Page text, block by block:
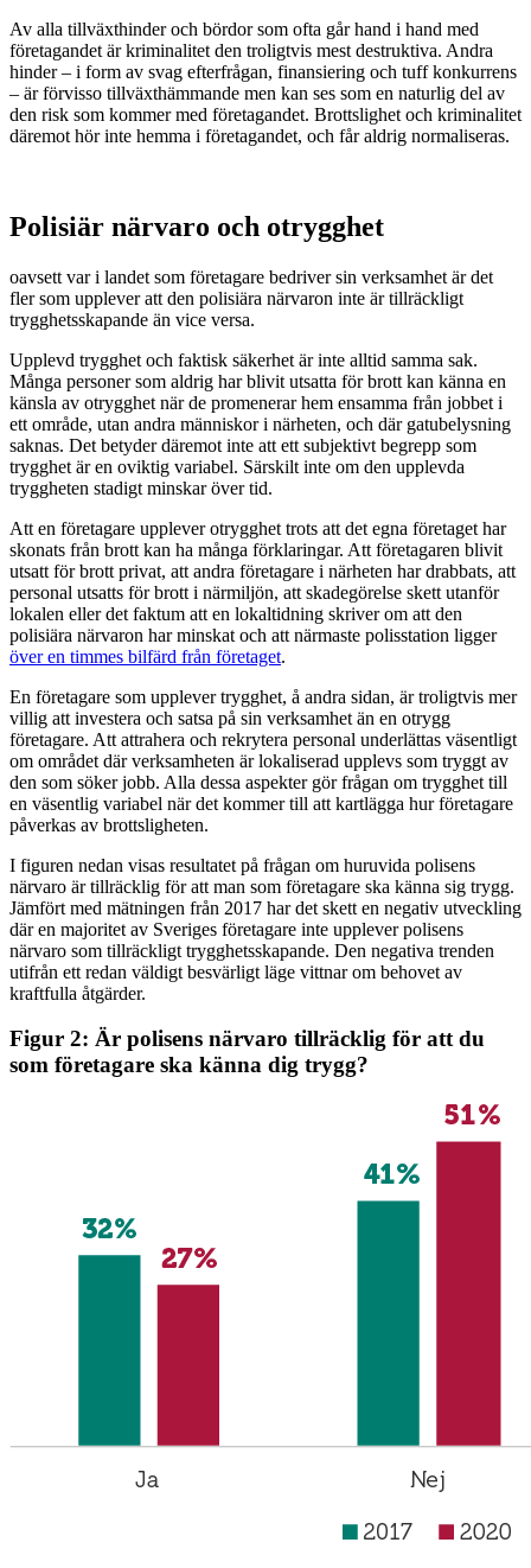
Av alla tillväxthinder och bördor som ofta går hand i hand med
företagandet är kriminalitet den troligtvis mest destruktiva. Andra
hinder – i form av svag efterfrågan, finansiering och tuff konkurrens
– är förvisso tillväxthämmande men kan ses som en naturlig del av
den risk som kommer med företagandet. Brottslighet och kriminalitet
däremot hör inte hemma i företagandet, och får aldrig normaliseras.
Polisiär närvaro och otrygghet
oavsett var i landet som företagare bedriver sin verksamhet är det
fler som upplever att den polisiära närvaron inte är tillräckligt
trygghetsskapande än vice versa.
Upplevd trygghet och faktisk säkerhet är inte alltid samma sak.
Många personer som aldrig har blivit utsatta för brott kan känna en
känsla av otrygghet när de promenerar hem ensamma från jobbet i
ett område, utan andra människor i närheten, och där gatubelysning
saknas. Det betyder däremot inte att ett subjektivt begrepp som
trygghet är en oviktig variabel. Särskilt inte om den upplevda
tryggheten stadigt minskar över tid.
Att en företagare upplever otrygghet trots att det egna företaget har
skonats från brott kan ha många förklaringar. Att företagaren blivit
utsatt för brott privat, att andra företagare i närheten har drabbats, att
personal utsatts för brott i närmiljön, att skadegörelse skett utanför
lokalen eller det faktum att en lokaltidning skriver om att den
polisiära närvaron har minskat och att närmaste polisstation ligger
över en timmes bilfärd från företaget.
En företagare som upplever trygghet, å andra sidan, är troligtvis mer
villig att investera och satsa på sin verksamhet än en otrygg
företagare. Att attrahera och rekrytera personal underlättas väsentligt
om området där verksamheten är lokaliserad upplevs som tryggt av
den som söker jobb. Alla dessa aspekter gör frågan om trygghet till
en väsentlig variabel när det kommer till att kartlägga hur företagare
påverkas av brottsligheten.
I figuren nedan visas resultatet på frågan om huruvida polisens
närvaro är tillräcklig för att man som företagare ska känna sig trygg.
Jämfört med mätningen från 2017 har det skett en negativ utveckling
där en majoritet av Sveriges företagare inte upplever polisens
närvaro som tillräckligt trygghetsskapande. Den negativa trenden
utifrån ett redan väldigt besvärligt läge vittnar om behovet av
kraftfulla åtgärder.
Figur 2: Är polisens närvaro tillräcklig för att du
som företagare ska känna dig trygg?